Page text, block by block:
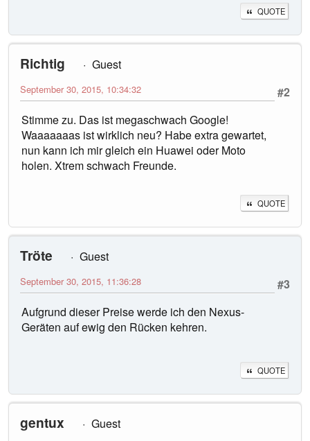
QUOTE
Richtig
Guest
#2
September 30, 2015, 10:34:32
Stimme zu. Das ist megaschwach Google!
Waaaaaaas ist wirklich neu? Habe extra gewartet,
nun kann ich mir gleich ein Huawei oder Moto
holen. Xtrem schwach Freunde.
QUOTE
Tröte
Guest
#3
September 30, 2015, 11:36:28
Aufgrund dieser Preise werde ich den Nexus-
Geräten auf ewig den Rücken kehren.
QUOTE
gentux
Guest